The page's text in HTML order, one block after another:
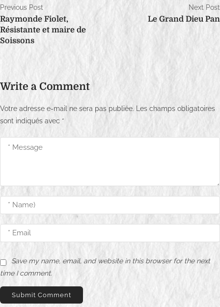
N
a
v
g
t
d
l
’
a
r
t
Previous Post
Raymonde Fiolet,
Résistante et maire de
Soissons
Next Post
Le Grand Dieu Pan
Write a Comment
Votre adresse e-mail ne sera pas publiée. Les champs obligatoires
sont indiqués avec *
Save my name, email, and website in this browser for the next
time I comment.